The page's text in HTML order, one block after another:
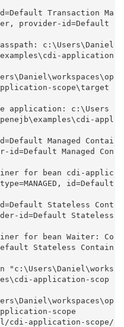
Transaction Ma
provider-id=Default
c:\Users\Daniel
application
scope\target
application: c:\Users
appl
Managed Contai
Managed Con
for bean cdi-applic
id=Default
Stateless Cont
id=Default Stateless
for bean Waiter: Co
Stateless Contain
"c:\Users\Daniel\works
application-scop
scope
cdi-application-scope/